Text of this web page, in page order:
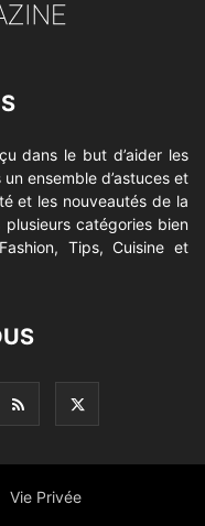
dans le but d’aider les
ensemble d’astuces et
et les nouveautés de la
catégories bien
Tips, Cuisine et
Vie Privée